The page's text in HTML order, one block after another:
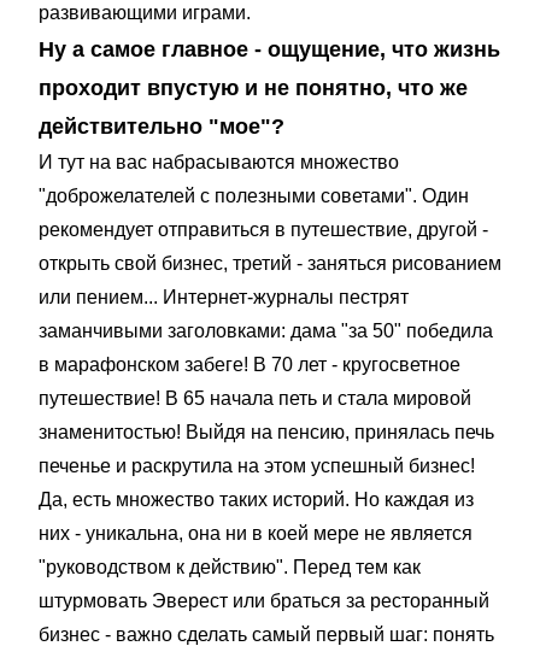
развивающими играми.
Ну а самое главное - ощущение, что жизнь
проходит впустую и не понятно, что же
действительно "мое"?
И тут на вас набрасываются множество
"доброжелателей с полезными советами". Один
рекомендует отправиться в путешествие, другой -
открыть свой бизнес, третий - заняться рисованием
или пением... Интернет-журналы пестрят
заманчивыми заголовками: дама "за 50" победила
в марафонском забеге! В 70 лет - кругосветное
путешествие! В 65 начала петь и стала мировой
знаменитостью! Выйдя на пенсию, принялась печь
печенье и раскрутила на этом успешный бизнес!
Да, есть множество таких историй. Но каждая из
них - уникальна, она ни в коей мере не является
"руководством к действию". Перед тем как
штурмовать Эверест или браться за ресторанный
бизнес - важно сделать самый первый шаг: понять